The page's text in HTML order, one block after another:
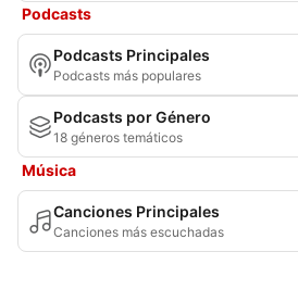
Podcasts
Podcasts Principales
Podcasts más populares
Podcasts por Género
18 géneros temáticos
Música
Canciones Principales
Canciones más escuchadas